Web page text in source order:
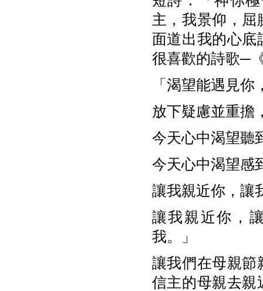
主，我景仰，屈
面道出我的心底
很喜歡的詩歌─
「渴望能遇見
放下疑慮並重擔
今天心中渴望聽
今天心中渴望感
讓我親近你，讓
讓我親近你，
我。」
讓我們在母親節
信主的母親去親